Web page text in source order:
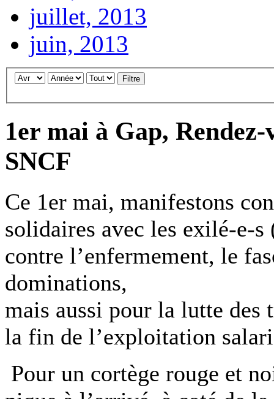
juillet, 2013
juin, 2013
Filtre
1er mai à Gap,
SNCF
Ce 1er mai, manifestons
solidaires avec les exilé-e-s
contre l’enfermement, le
dominations,
mais aussi pour la lutte des
la fin de l’exploitation
Pour un cortège rouge et